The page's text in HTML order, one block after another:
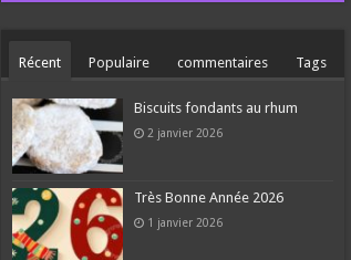
Récent Populaire commentaires Tags
Biscuits fondants au rhum
2 janvier 2026
Très Bonne Année 2026
1 janvier 2026